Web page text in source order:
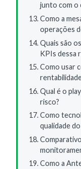
junto com o
Como a
operações
Quais são
KPIs dessa
Como usar
Qual é o
risco?
Como
qualidade
Como a